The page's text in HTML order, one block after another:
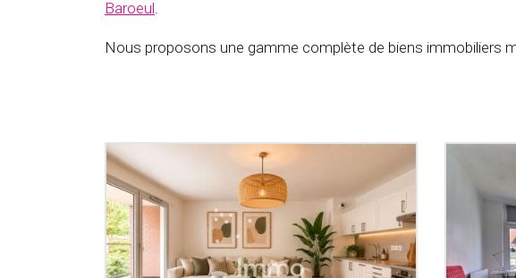
Baroeul.
Nous proposons une gamme complète de biens immobiliers